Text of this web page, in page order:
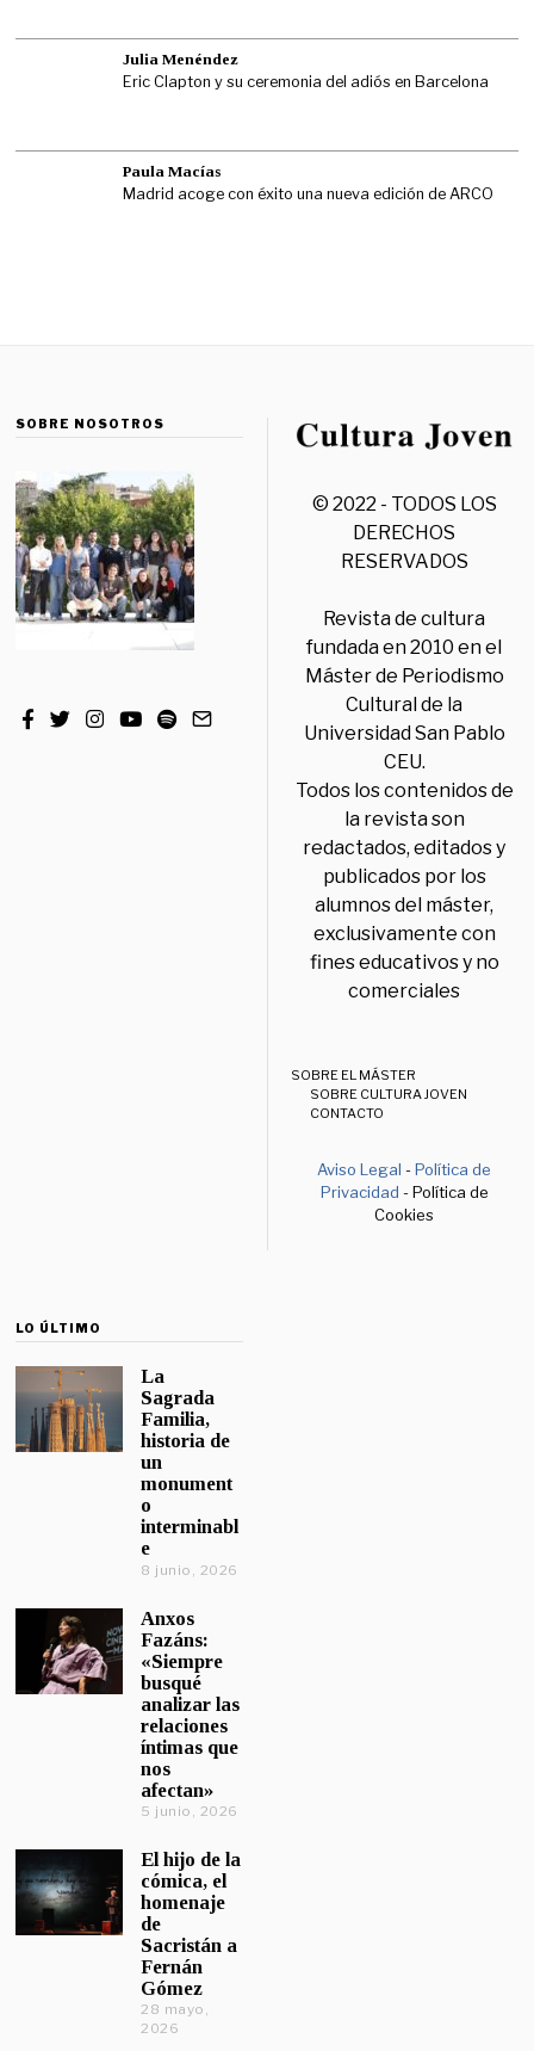
Julia Menéndez
Eric Clapton y su ceremonia del adiós en Barcelona
Paula Macías
Madrid acoge con éxito una nueva edición de ARCO
SOBRE NOSOTROS
© 2022 - TODOS LOS
DERECHOS
RESERVADOS
Revista de cultura
fundada en 2010 en el
Máster de Periodismo
Cultural de la
Universidad San Pablo
CEU.
Todos los contenidos de
la revista son
redactados, editados y
publicados por los
alumnos del máster,
exclusivamente con
fines educativos y no
comerciales
SOBRE EL MÁSTER
SOBRE CULTURA JOVEN
CONTACTO
Aviso Legal -Política de
Privacidad - Política de
Cookies
LO ÚLTIMO
La
Sagrada
Familia,
historia de
un
monument
o
interminabl
e
8 junio, 2026
Anxos
Fazáns:
«Siempre
busqué
analizar las
relaciones
íntimas que
nos
afectan»
5 junio, 2026
El hijo de la
cómica, el
homenaje
de
Sacristán a
Fernán
Gómez
28 mayo,
2026